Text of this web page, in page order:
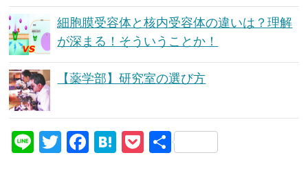
細胞膜受容体と核内受容体の違いは？理解
が深まる！そういうことか！
【薬学部】研究室の選び方
Li
T
F
H
P 共